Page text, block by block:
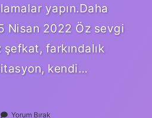
yapın.Daha
Nisan 2022 Öz sevgi
şefkat, farkındalık
kendi…
Yorum Bırak